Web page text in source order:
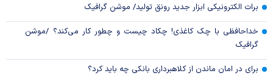
برات الکترونیکی ابزار جدید رونق تولید/ موشن گرافیک
خداحافظی با چک کاغذی! چکاد چیست و چطور کار می‌کند؟ /موشن
گرافیک
برای در امان ماندن از کلاهبرداری بانکی چه باید کرد؟